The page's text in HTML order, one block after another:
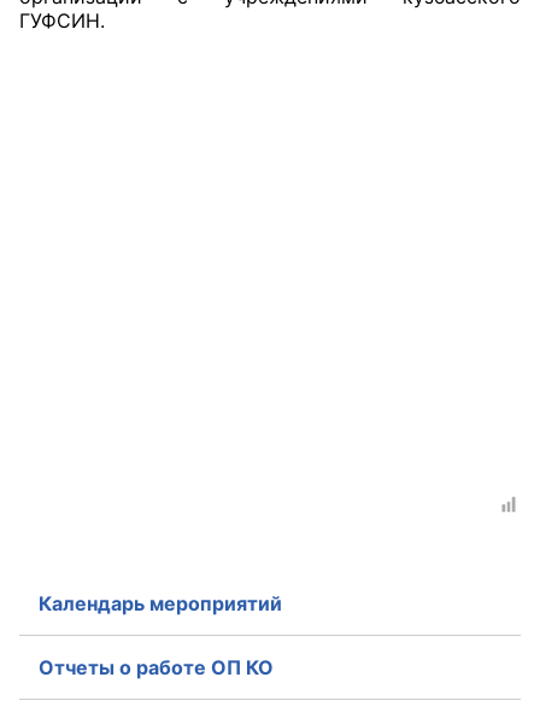
ГУФСИН.
Календарь мероприятий
Отчеты о работе ОП КО